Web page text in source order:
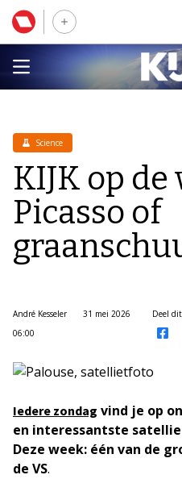
Science
KIJK op de
Picasso of
André Kesseler
31 mei 2026
06:00
Deel
Iedere zondag vind je op
en interessantste
Deze week: één van de
de VS.